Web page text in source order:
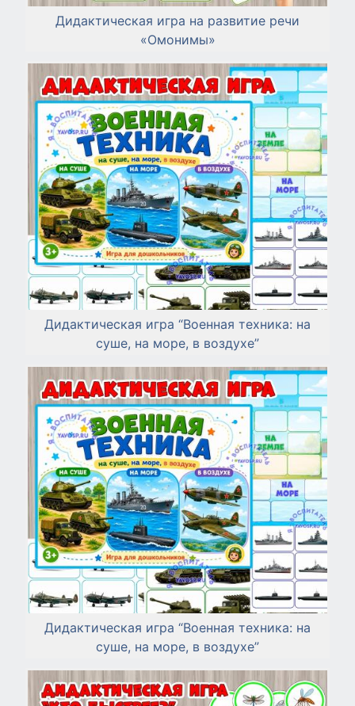
Дидактическая игра на развитие речи
«Омонимы»
Дидактическая игра “Военная техника: на
суше, на море, в воздухе”
Дидактическая игра “Военная техника: на
суше, на море, в воздухе”